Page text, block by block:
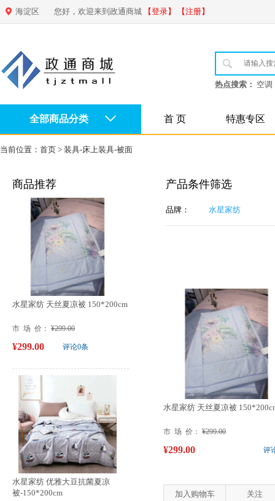
海淀区 您好，欢迎来到政通商城 【登录】 【注册】
热点搜索： 空调
全部商品分类 首 页 特惠专区
当前位置： 首页 > 装具-床上装具-被面
商品推荐
水星家纺 天丝夏凉被 150*200cm
市 场 价： ¥299.00
评论0条
¥299.00
水星家纺 优雅大豆抗菌夏凉
被-150*200cm
产品条件筛选
品牌： 水星家纺
水星家纺 天丝夏凉被
市 场 价： ¥299.00
评
¥299.00
加入购物车 关注